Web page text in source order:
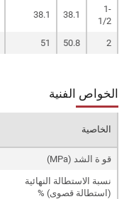
1-
1/2
38.1
38.1
2
50.8
51
الخواص الفنية
الخاصية
قو ة الشد (MPa)
نسبة الاستطالة النهائية
(استطالة قصوى) %